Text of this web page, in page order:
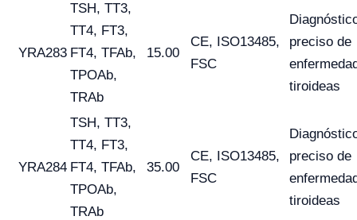
YRA283
TSH, TT3,
TT4, FT3,
FT4, TFAb,
TPOAb,
TRAb
15.00
CE, ISO13485,
FSC
preciso de
tiroideas
YRA284
TSH, TT3,
TT4, FT3,
FT4, TFAb,
TPOAb,
TRAb
35.00
CE, ISO13485,
FSC
preciso de
tiroideas